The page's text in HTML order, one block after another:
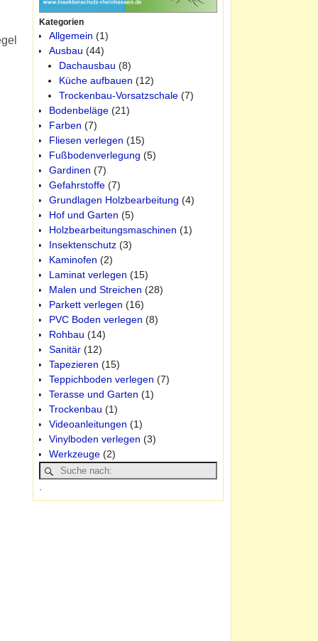
Kategorien
Allgemein (1)
Ausbau (44)
Dachausbau (8)
Küche aufbauen (12)
Trockenbau-Vorsatzschale(7)
Bodenbeläge(21)
Farben (7)
Fliesen verlegen (15)
Fußbodenverlegung (5)
Gardinen (7)
Gefahrstoffe(7)
Grundlagen Holzbearbeitung (4)
Hof und Garten (5)
Holzbearbeitungsmaschinen (1)
Insektenschutz(3)
Kaminofen (2)
Laminat verlegen (15)
Malen und Streichen (28)
Parkett verlegen (16)
PVC Boden verlegen (8)
Rohbau (14)
Sanitär(12)
Tapezieren (15)
Teppichboden verlegen (7)
Terasse und Garten (1)
Trockenbau (1)
Videoanleitungen (1)
Vinylboden verlegen (3)
Werkzeuge(2)
.